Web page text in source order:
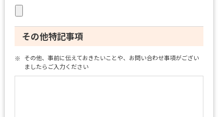
その他特記事項
※ その他、事前に伝えておきたいことや、お問い合わせ事項がござい
ましたらご入力ください